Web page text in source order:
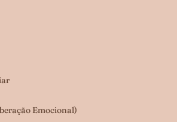
Emocional)